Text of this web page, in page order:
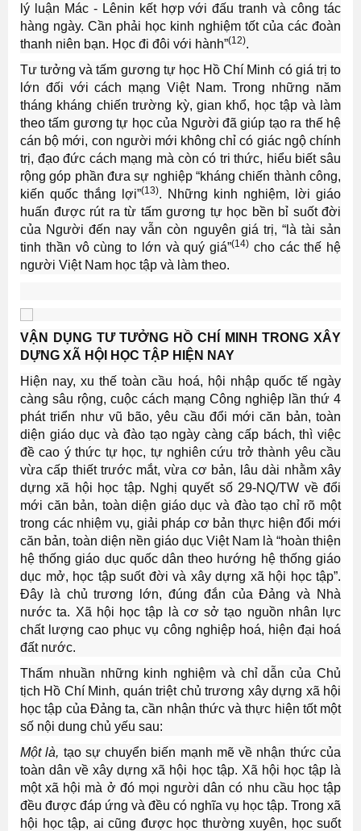
lý luận Mác - Lênin kết hợp với đấu tranh và công tác
hàng ngày. Cần phải học kinh nghiệm tốt của các đoàn
thanh niên bạn. Học đi đôi với hành”(12).
Tư tưởng và tấm gương tự học Hồ Chí Minh có giá trị to
lớn đối với cách mạng Việt Nam. Trong những năm
tháng kháng chiến trường kỳ, gian khổ, học tập và làm
theo tấm gương tự học của Người đã giúp tạo ra thế hệ
cán bộ mới, con người mới không chỉ có giác ngộ chính
trị, đạo đức cách mạng mà còn có tri thức, hiểu biết sâu
rộng góp phần đưa sự nghiệp “kháng chiến thành công,
kiến quốc thắng lợi”(13). Những kinh nghiệm, lời giáo
huấn được rút ra từ tấm gương tự học bền bỉ suốt đời
của Người đến nay vẫn còn nguyên giá trị, “là tài sản
tinh thần vô cùng to lớn và quý giá”(14) cho các thế hệ
người Việt Nam học tập và làm theo.
VẬN DỤNG TƯ TƯỞNG HỒ CHÍ MINH TRONG XÂY
DỰNG XÃ HỘI HỌC TẬP HIỆN NAY
Hiện nay, xu thế toàn cầu hoá, hội nhập quốc tế ngày
càng sâu rộng, cuộc cách mạng Công nghiệp lần thứ 4
phát triển như vũ bão, yêu cầu đổi mới căn bản, toàn
diện giáo dục và đào tạo ngày càng cấp bách, thì việc
đề cao ý thức tự học, tự nghiên cứu trở thành yêu cầu
vừa cấp thiết trước mắt, vừa cơ bản, lâu dài nhằm xây
dựng xã hội học tập. Nghị quyết số 29-NQ/TW về đổi
mới căn bản, toàn diện giáo dục và đào tạo chỉ rõ một
trong các nhiệm vụ, giải pháp cơ bản thực hiện đổi mới
căn bản, toàn diện nền giáo dục Việt Nam là “hoàn thiện
hệ thống giáo dục quốc dân theo hướng hệ thống giáo
dục mở, học tập suốt đời và xây dựng xã hội học tập”.
Đây là chủ trương lớn, đúng đắn của Ðảng và Nhà
nước ta. Xã hội học tập là cơ sở tạo nguồn nhân lực
chất lượng cao phục vụ công nghiệp hoá, hiện đại hoá
đất nước.
Thấm nhuần những kinh nghiệm và chỉ dẫn của Chủ
tịch Hồ Chí Minh, quán triệt chủ trương xây dựng xã hội
học tập của Đảng ta, cần nhận thức và thực hiện tốt một
số nội dung chủ yếu sau:
Một là, tạo sự chuyển biến mạnh mẽ về nhận thức của
toàn dân về xây dựng xã hội học tập. Xã hội học tập là
một xã hội mà ở đó mọi người dân có nhu cầu học tập
đều được đáp ứng và đều có nghĩa vụ học tập. Trong xã
hội học tập, ai cũng được học thường xuyên, học suốt